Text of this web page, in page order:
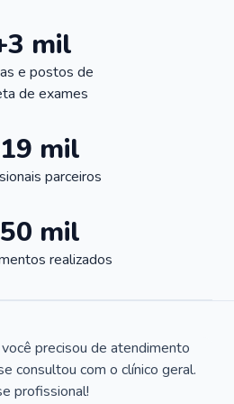
mil
e postos de
de exames
mil
parceiros
mil
realizados
precisou de atendimento
consultou com o clínico geral.
profissional!